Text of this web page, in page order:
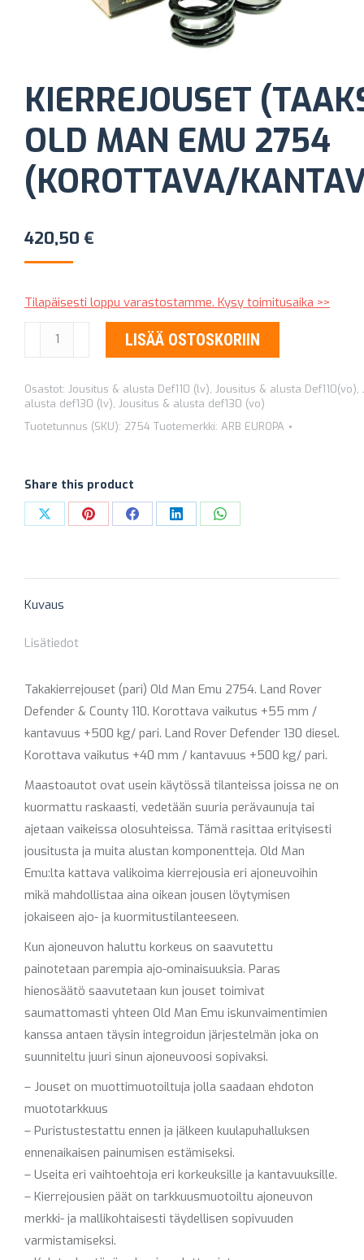
KIERREJOUSET
OLD MAN EMU 2754
(KOROTTAVA/
420,50 €
Tilapäisesti loppu varastostamme. Kysy toimitusaika >>
KIERREJOUSET
(TAAKSE)
MAN
EMU
määrä
LISÄÄ OSTOSKORIIN
Osastot: Jousitus & alusta Def110 (lv), Jousitus & alusta Def110(vo),
alusta def130 (lv), Jousitus & alusta def130 (vo)
Tuotetunnus (SKU): 2754 Tuotemerkki: ARB EUROPA
Share this product
Share Share Share Share Share
Kuvaus
Lisätiedot
Takakierrejouset (pari) Old Man Emu 2754. Land Rover
Defender & County 110. Korottava vaikutus +55 mm /
kantavuus +500 kg/ pari. Land Rover Defender 130 diesel.
Korottava vaikutus +40 mm / kantavuus +500 kg/ pari.
Maastoautot ovat usein käytössä tilanteissa joissa ne on
kuormattu raskaasti, vedetään suuria perävaunuja tai
ajetaan vaikeissa olosuhteissa. Tämä rasittaa erityisesti
jousitusta ja muita alustan komponentteja. Old Man
Emu:lta kattava valikoima kierrejousia eri ajoneuvoihin
mikä mahdollistaa aina oikean jousen löytymisen
jokaiseen ajo- ja kuormitustilanteeseen.
Kun ajoneuvon haluttu korkeus on saavutettu
painotetaan parempia ajo-ominaisuuksia. Paras
hienosäätö saavutetaan kun jouset toimivat
saumattomasti yhteen Old Man Emu iskunvaimentimien
kanssa antaen täysin integroidun järjestelmän joka on
suunniteltu juuri sinun ajoneuvoosi sopivaksi.
– Jouset on muottimuotoiltuja jolla saadaan ehdoton
muototarkkuus
– Puristustestattu ennen ja jälkeen kuulapuhalluksen
ennenaikaisen painumisen estämiseksi.
– Useita eri vaihtoehtoja eri korkeuksille ja kantavuuksille.
– Kierrejousien päät on tarkkuusmuotoiltu ajoneuvon
merkki- ja mallikohtaisesti täydellisen sopivuuden
varmistamiseksi.